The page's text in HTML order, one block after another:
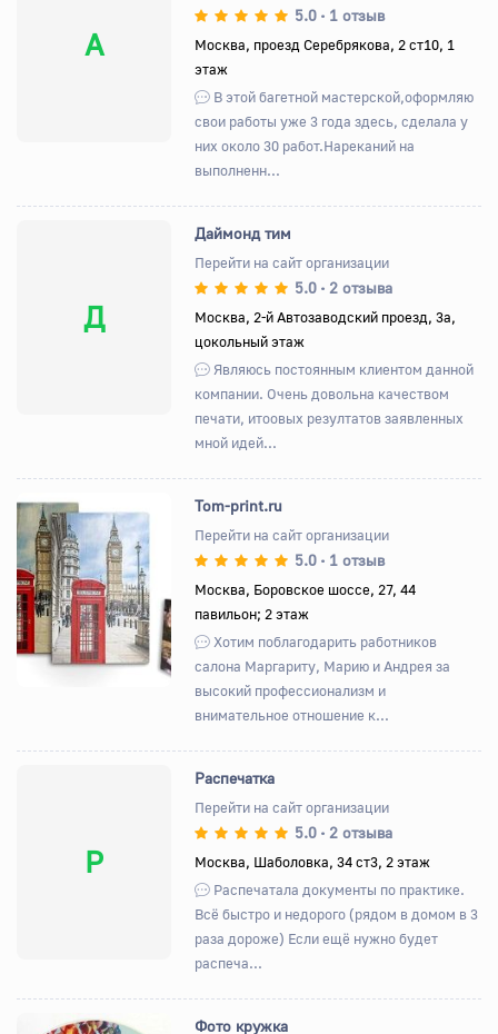
А
5.0 • 1 отзыв
Москва, проезд Серебрякова, 2 ст10, 1
этаж
В этой багетной мастерской,оформляю
свои работы уже 3 года здесь, сделала у
них около 30 работ.Нареканий на
выполненн...
Д
Даймонд тим
Перейти на сайт организации
5.0 • 2 отзыва
Москва, 2-й Автозаводский проезд, 3а,
цокольный этаж
Являюсь постоянным клиентом данной
компании. Очень довольна качеством
печати, итоовых резултатов заявленных
мной идей...
Назад Вперед
Tom-print.ru
Перейти на сайт организации
5.0 • 1 отзыв
Москва, Боровское шоссе, 27, 44
павильон; 2 этаж
Хотим поблагодарить работников
салона Маргариту, Марию и Андрея за
высокий профессионализм и
внимательное отношение к...
Р
Распечатка
Перейти на сайт организации
5.0 • 2 отзыва
Москва, Шаболовка, 34 ст3, 2 этаж
Распечатала документы по практике.
Всё быстро и недорого (рядом в домом в 3
раза дороже) Если ещё нужно будет
распеча...
Фото кружка